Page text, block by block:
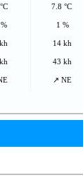
7.8 °C
1 %
14 kh
43 kh
↗ NE